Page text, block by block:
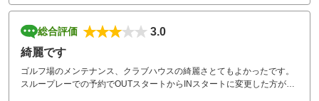
総合評価
3.0
綺麗です
ゴルフ場のメンテナンス、クラブハウスの綺麗さとてもよかったです。
スループレーでの予約でOUTスタートからINスタートに変更した方が早